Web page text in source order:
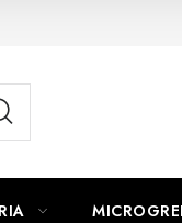
Podmienky o ochrane